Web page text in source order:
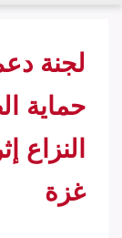
لجنة
حماية
غزة